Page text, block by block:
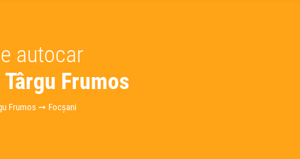
autocar
Frumos
Frumos ➞ Focșani